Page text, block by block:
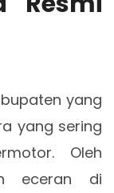
yang
yang sering
Oleh
eceran di